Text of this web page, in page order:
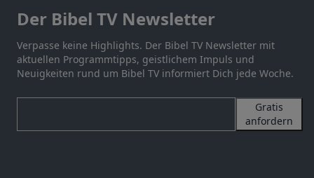
Der Bibel TV Newsletter
Verpasse keine Highlights. Der Bibel TV Newsletter mit
aktuellen Programmtipps, geistlichem Impuls und
Neuigkeiten rund um Bibel TV informiert Dich jede Woche.
Gratis
anfordern